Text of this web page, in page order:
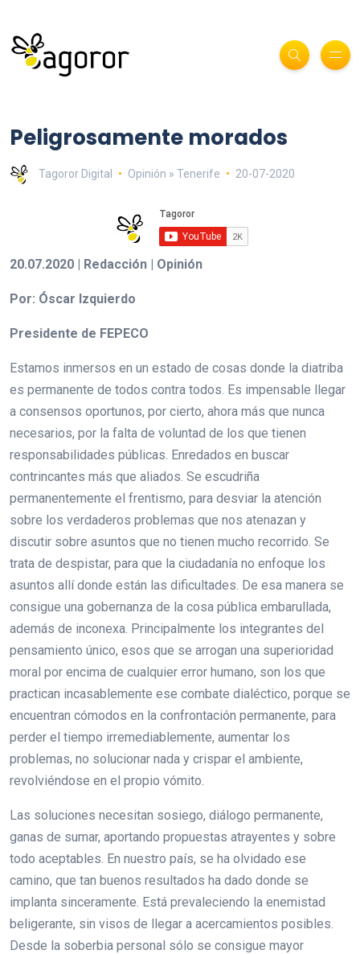
Peligrosamente morados
Tagoror Digital Opinión » Tenerife 20-07-2020
20.07.2020 | Redacción | Opinión
Por: Óscar Izquierdo
Presidente de FEPECO
Estamos inmersos en un estado de cosas donde la diatriba
es permanente de todos contra todos. Es impensable llegar
a consensos oportunos, por cierto, ahora más que nunca
necesarios, por la falta de voluntad de los que tienen
responsabilidades públicas. Enredados en buscar
contrincantes más que aliados. Se escudriña
permanentemente el frentismo, para desviar la atención
sobre los verdaderos problemas que nos atenazan y
discutir sobre asuntos que no tienen mucho recorrido. Se
trata de despistar, para que la ciudadanía no enfoque los
asuntos allí donde están las dificultades. De esa manera se
consigue una gobernanza de la cosa pública embarullada,
además de inconexa. Principalmente los integrantes del
pensamiento único, esos que se arrogan una superioridad
moral por encima de cualquier error humano, son los que
practican incasablemente ese combate dialéctico, porque se
encuentran cómodos en la confrontación permanente, para
perder el tiempo irremediablemente, aumentar los
problemas, no solucionar nada y crispar el ambiente,
revolviéndose en el propio vómito.
Las soluciones necesitan sosiego, diálogo permanente,
ganas de sumar, aportando propuestas atrayentes y sobre
todo aceptables. En nuestro país, se ha olvidado ese
camino, que tan buenos resultados ha dado donde se
implanta sinceramente. Está prevaleciendo la enemistad
beligerante, sin visos de llegar a acercamientos posibles.
Desde la soberbia personal sólo se consigue mayor